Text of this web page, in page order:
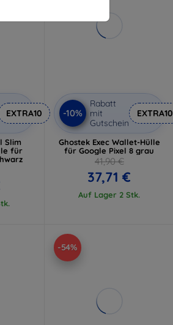
EXTRA10
Slim
für
-10%
Rabatt
mit
Gutschein
EXTRA10
Ghostek Exec Wallet-Hülle
für Google Pixel 8 grau
41,90 €
37,71 €
Auf Lager 2 Stk.
-54%